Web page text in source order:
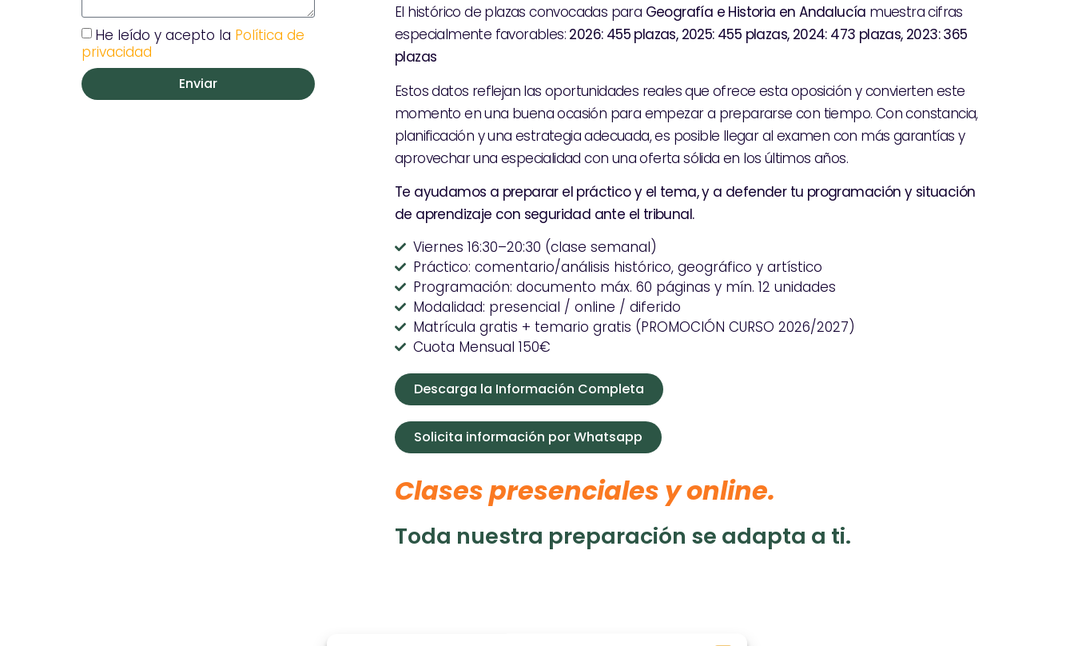
He leído y acepto la Política de
privacidad
Enviar
El histórico de plazas convocadas para Geografía e Historia en Andalucía muestra cifras
especialmente favorables: 2026: 455 plazas, 2025: 455 plazas, 2024: 473 plazas, 2023: 365
plazas
Estos datos reflejan las oportunidades reales que ofrece esta oposición y convierten este
momento en una buena ocasión para empezar a prepararse con tiempo. Con constancia,
planificación y una estrategia adecuada, es posible llegar al examen con más garantías y
aprovechar una especialidad con una oferta sólida en los últimos años.
Te ayudamos a preparar el práctico y el tema, y a defender tu programación y situación
de aprendizaje con seguridad ante el tribunal.
Viernes 16:30–20:30 (clase semanal)
Práctico: comentario/análisis histórico, geográfico y artístico
Programación: documento máx. 60 páginas y mín. 12 unidades
Modalidad: presencial / online / diferido
Matrícula gratis + temario gratis (PROMOCIÓN CURSO 2026/2027)
Cuota Mensual 150€
Descarga la Información Completa
Solicita información por Whatsapp
Clases presenciales y online.
Toda nuestra preparación se adapta a ti.